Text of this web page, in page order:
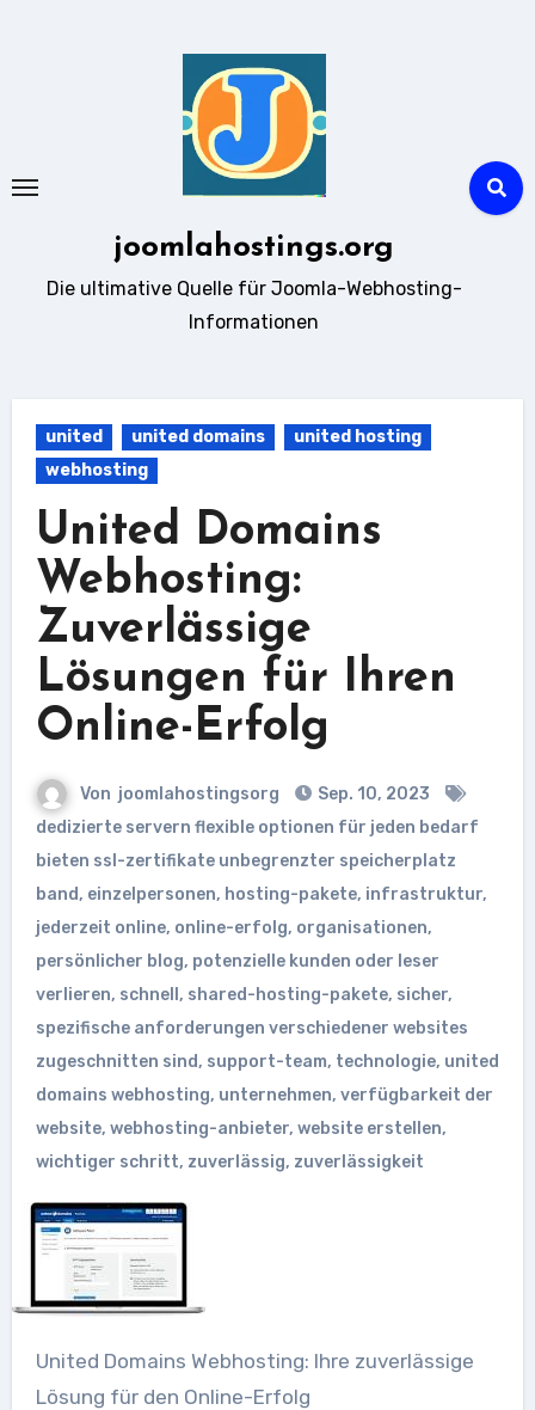
joomlahostings.org
Die ultimative Quelle für Joomla-Webhosting-
Informationen
united united domains
united hosting
webhosting
United Domains
Webhosting:
Zuverlässige
Lösungen für Ihren
Online-Erfolg
Von joomlahostingsorg
Sep. 10, 2023
dedizierte servern flexible optionen für jeden bedarf
bieten ssl-zertifikate unbegrenzter speicherplatz
band, einzelpersonen, hosting-pakete, infrastruktur,
jederzeit online, online-erfolg, organisationen,
persönlicher blog, potenzielle kunden oder leser
verlieren, schnell , shared-hosting-pakete, sicher,
spezifische anforderungen verschiedener websites
zugeschnitten sind, support-team, technologie, united
domains webhosting, unternehmen, verfügbarkeit der
website, webhosting-anbieter, website erstellen,
wichtiger schritt, zuverlässig, zuverlässigkeit
United Domains Webhosting: Ihre zuverlässige
Lösung für den Online-Erfolg